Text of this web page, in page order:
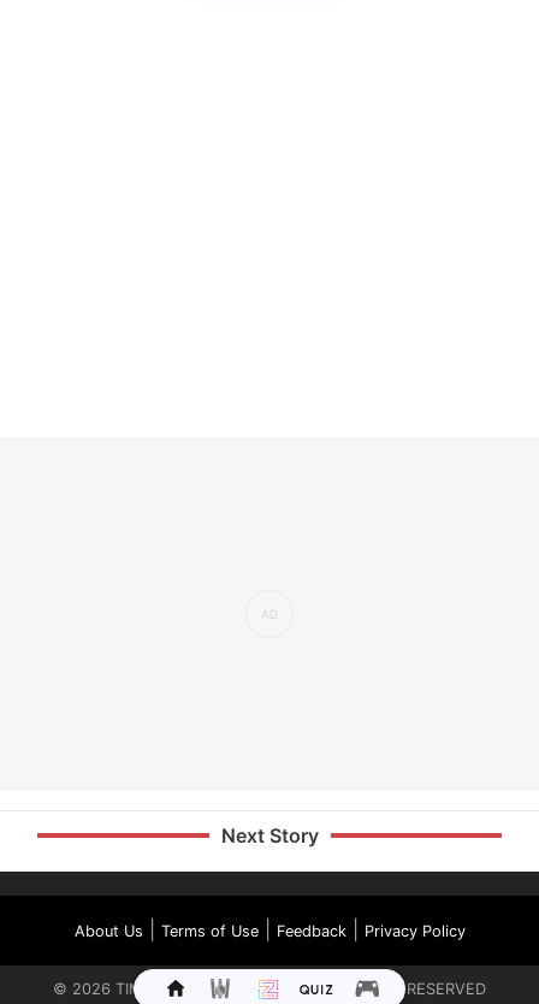
Next Story
About Us Terms of Use| Feedback| Privacy Policy
© 2026 TIMES INTERNET LIMITED. ALL RIGHTS RESERVED